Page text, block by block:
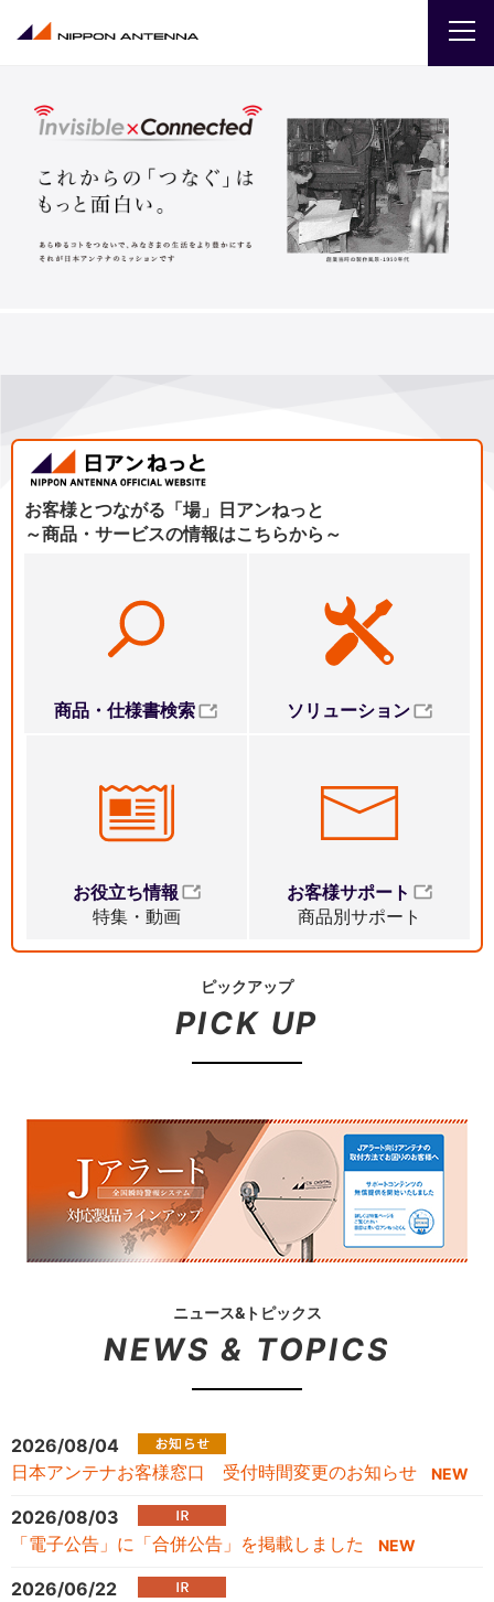
お客様とつながる「場」日アンねっと
～商品・サービスの情報はこちらから～
商品・仕様書検索 ソリューション
お役立ち情報
特集・動画
お客様サポート
商品別サポート
ピックアップ
PICK UP
ニュース&トピックス
NEWS & TOPICS
2026/08/04
日本アンテナお客様窓口 受付時間変更のお知らせ
2026/08/03
「電子公告」に「合併公告」を掲載しました
2026/06/22
企業
IR
採用